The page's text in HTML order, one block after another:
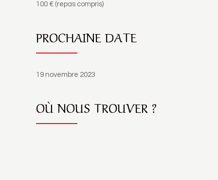
100 € (repas compris)
PROCHAINE DATE
19 novembre 2023
OÙ NOUS TROUVER ?